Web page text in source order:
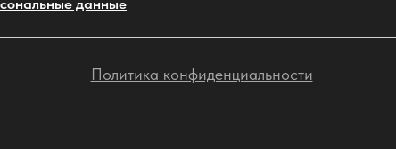
Политика конфиденциальности
данные